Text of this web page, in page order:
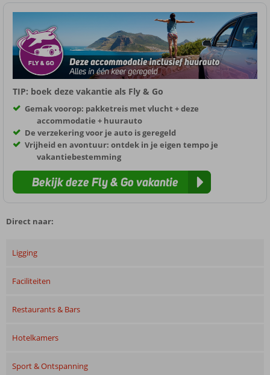
TIP: boek deze vakantie als Fly & Go
Gemak voorop: pakketreis met vlucht + deze
accommodatie + huurauto
De verzekering voor je auto is geregeld
Vrijheid en avontuur: ontdek in je eigen tempo je
vakantiebestemming
Bekijk deze Fly & Go vakantie
Direct naar:
Ligging
Faciliteiten
Restaurants & Bars
Hotelkamers
Sport & Ontspanning